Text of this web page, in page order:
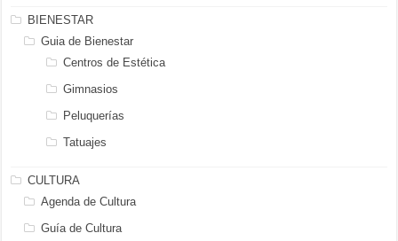
BIENESTAR
Guia de Bienestar
Centros de Estética
Gimnasios
Peluquerías
Tatuajes
CULTURA
Agenda de Cultura
Guía de Cultura